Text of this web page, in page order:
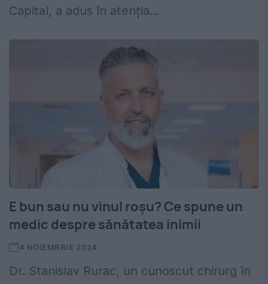
Capital, a adus în atenția...
E bun sau nu vinul roșu? Ce spune un
medic despre sănătatea inimii
4 NOIEMBRIE 2024
Dr. Stanislav Rurac, un cunoscut chirurg în